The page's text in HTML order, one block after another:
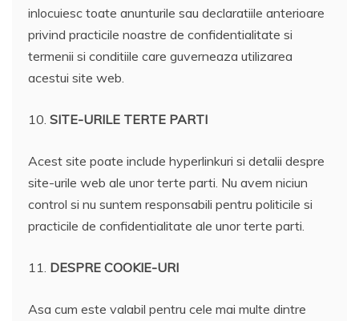
inlocuiesc toate anunturile sau declaratiile anterioare
privind practicile noastre de confidentialitate si
termenii si conditiile care guverneaza utilizarea
acestui site web.
10. SITE-URILE TERTE PARTI
Acest site poate include hyperlinkuri si detalii despre
site-urile web ale unor terte parti. Nu avem niciun
control si nu suntem responsabili pentru politicile si
practicile de confidentialitate ale unor terte parti.
11. DESPRE COOKIE-URI
Asa cum este valabil pentru cele mai multe dintre